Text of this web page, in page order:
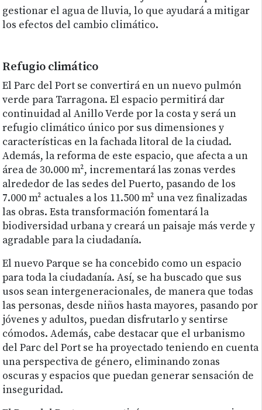
gestionar el agua de lluvia, lo que ayudará a mitigar
los efectos del cambio climático.
Refugio climático
El Parc del Port se convertirá en un nuevo pulmón
verde para Tarragona. El espacio permitirá dar
continuidad al Anillo Verde por la costa y será un
refugio climático único por sus dimensiones y
características en la fachada litoral de la ciudad.
Además, la reforma de este espacio, que afecta a un
área de 30.000 m², incrementará las zonas verdes
alrededor de las sedes del Puerto, pasando de los
7.000 m² actuales a los 11.500 m² una vez finalizadas
las obras. Esta transformación fomentará la
biodiversidad urbana y creará un paisaje más verde y
agradable para la ciudadanía.
El nuevo Parque se ha concebido como un espacio
para toda la ciudadanía. Así, se ha buscado que sus
usos sean intergeneracionales, de manera que todas
las personas, desde niños hasta mayores, pasando por
jóvenes y adultos, puedan disfrutarlo y sentirse
cómodos. Además, cabe destacar que el urbanismo
del Parc del Port se ha proyectado teniendo en cuenta
una perspectiva de género, eliminando zonas
oscuras y espacios que puedan generar sensación de
inseguridad.